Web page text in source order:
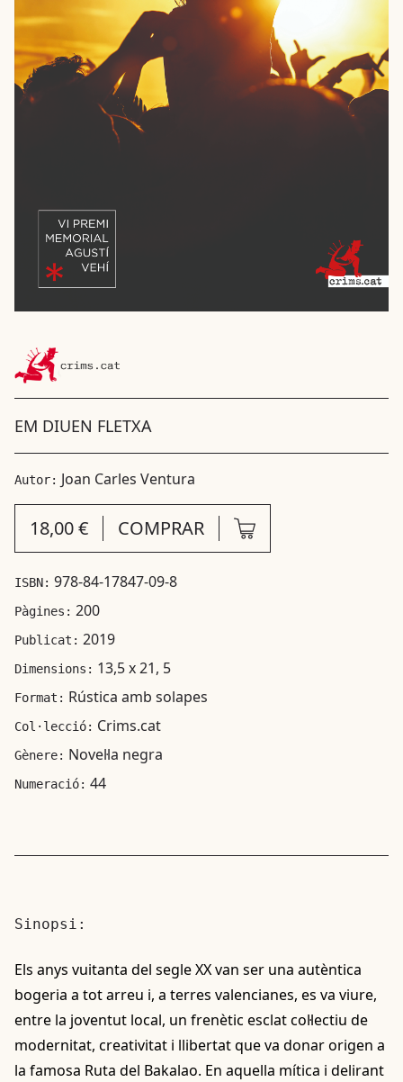
EM DIUEN FLETXA
Autor: Joan Carles Ventura
18,00 € COMPRAR
ISBN: 978-84-17847-09-8
Pàgines: 200
Publicat: 2019
Dimensions: 13,5 x 21, 5
Format: Rústica amb solapes
Col·lecció: Crims.cat
Gènere: Novel·la negra
Numeració: 44
Sinopsi:
Els anys vuitanta del segle XX van ser una autèntica
bogeria a tot arreu i, a terres valencianes, es va viure,
entre la joventut local, un frenètic esclat col·lectiu de
modernitat, creativitat i llibertat que va donar origen a
la famosa Ruta del Bakalao. En aquella mítica i delirant